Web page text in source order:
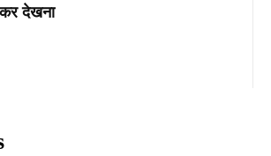
देखना